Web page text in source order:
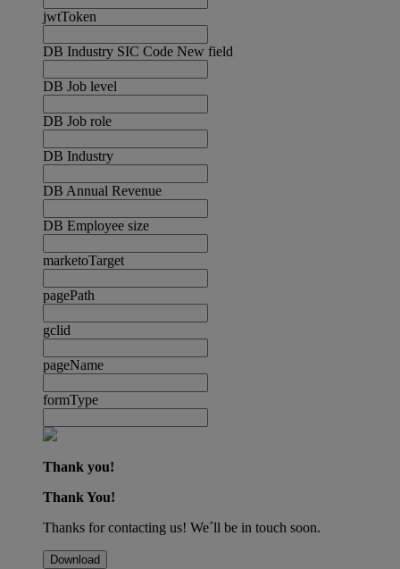
jwtToken
DB Industry SIC Code New field
DB Job level
DB Job role
DB Industry
DB Annual Revenue
DB Employee size
marketoTarget
pagePath
gclid
pageName
formType
Thank you!
Thank You!
Thanks for contacting us! We´ll be in touch soon.
Download